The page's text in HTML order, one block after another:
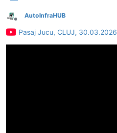
Deconectat
AutoInfraHUB
Pasaj Jucu, CLUJ, 30.03.2026